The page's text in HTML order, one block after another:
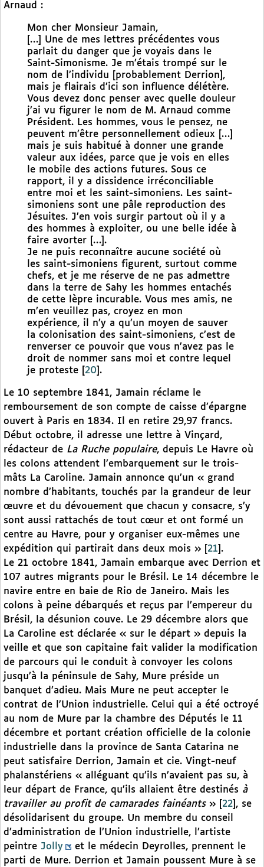
Arnaud :
Mon cher Monsieur Jamain,
[…] Une de mes lettres précédentes vous
parlait du danger que je voyais dans le
Saint-Simonisme. Je m’étais trompé sur le
nom de l’individu [probablement Derrion],
mais je flairais d’ici son influence délétère.
Vous devez donc penser avec quelle douleur
j’ai vu figurer le nom de M. Arnaud comme
Président. Les hommes, vous le pensez, ne
peuvent m’être personnellement odieux […]
mais je suis habitué à donner une grande
valeur aux idées, parce que je vois en elles
le mobile des actions futures. Sous ce
rapport, il y a dissidence irréconciliable
entre moi et les saint-simoniens. Les saint-
simoniens sont une pâle reproduction des
Jésuites. J’en vois surgir partout où il y a
des hommes à exploiter, ou une belle idée à
faire avorter […].
Je ne puis reconnaître aucune société où
les saint-simoniens figurent, surtout comme
chefs, et je me réserve de ne pas admettre
dans la terre de Sahy les hommes entachés
de cette lèpre incurable. Vous mes amis, ne
m’en veuillez pas, croyez en mon
expérience, il n’y a qu’un moyen de sauver
la colonisation des saint-simoniens, c’est de
renverser ce pouvoir que vous n’avez pas le
droit de nommer sans moi et contre lequel
je proteste
20 .
Le 10 septembre 1841, Jamain réclame le
remboursement de son compte de caisse d’épargne
ouvert à Paris en 1834. Il en retire 29,97 francs.
Début octobre, il adresse une lettre à Vinçard,
rédacteur de La Ruche populaire, depuis Le Havre où
les colons attendent l’embarquement sur le trois-
mâts La Caroline. Jamain annonce qu’un « grand
nombre d’habitants, touchés par la grandeur de leur
œuvre et du dévouement que chacun y consacre, s’y
sont aussi rattachés de tout cœur et ont formé un
centre au Havre, pour y organiser eux-mêmes une
expédition qui partirait dans deux mois »
21 .
Le 21 octobre 1841, Jamain embarque avec Derrion et
107 autres migrants pour le Brésil. Le 14 décembre le
navire entre en baie de Rio de Janeiro. Mais les
colons à peine débarqués et reçus par l’empereur du
Brésil, la désunion couve. Le 29 décembre alors que
La Caroline est déclarée « sur le départ » depuis la
veille et que son capitaine fait valider la modification
de parcours qui le conduit à convoyer les colons
jusqu’à la péninsule de Sahy, Mure préside un
banquet d’adieu. Mais Mure ne peut accepter le
contrat de l’Union industrielle. Celui qui a été octroyé
au nom de Mure par la chambre des Députés le 11
décembre et portant création officielle de la colonie
industrielle dans la province de Santa Catarina ne
peut satisfaire Derrion, Jamain et cie. Vingt-neuf
phalanstériens « alléguant qu’ils n’avaient pas su, à
leur départ de France, qu’ils allaient être destinés à
travailler au profit de camarades fainéants» 22 , se
désolidarisent du groupe. Un membre du conseil
d’administration de l’Union industrielle, l’artiste
peintre Jolly
et le médecin Deyrolles, prennent le
parti de Mure. Derrion et Jamain poussent Mure à se